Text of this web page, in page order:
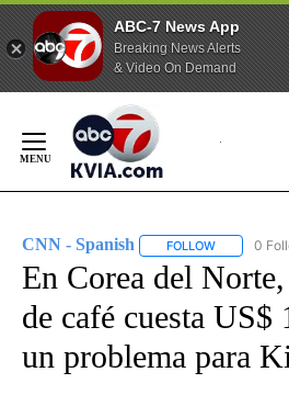
ABC-7 News App
Breaking News Alerts
& Video On Demand
Content
CNN - Spanish FOLLOW FOLLOW
0
En Corea del
de café cuesta US$
un problema para